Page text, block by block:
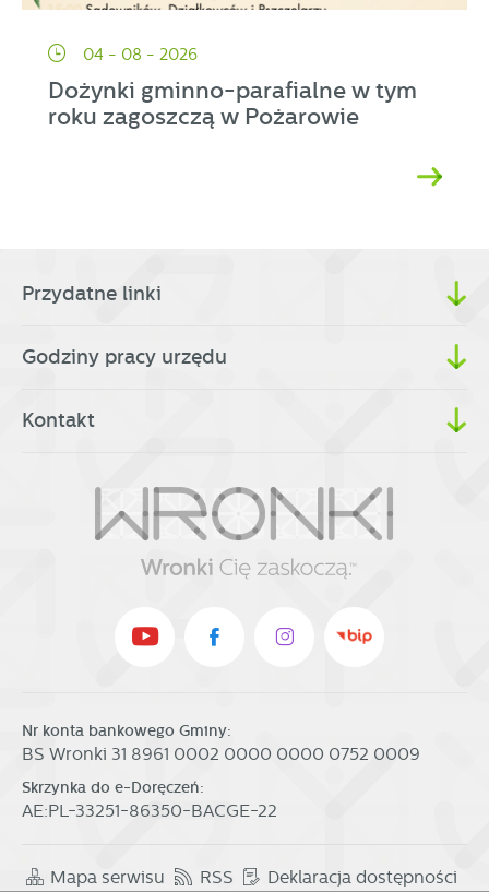
04 - 08 - 2026
Dożynki gminno-parafialne w tym
roku zagoszczą w Pożarowie
Przydatne linki
Godziny pracy urzędu
Kontakt
Nr konta bankowego Gminy:
BS Wronki 31 8961 0002 0000 0000 0752 0009
Skrzynka do e-Doręczeń:
AE:PL-33251-86350-BACGE-22
Mapa serwisu RSS Deklaracja dostępności